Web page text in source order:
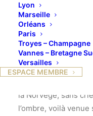
Lyon
Marseille
Orléans
Paris
Troyes – Champagne
Vannes – Bretagne
Versailles
ESPACE MEMBRE
Conférence « Le
l’heure de Quisling »
des Etudes
Boréales de
la Norvège, sans
l’ombre, voilà